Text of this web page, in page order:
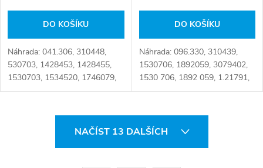
DO KOŠÍKU
Náhrada: 041.306, 310448,
530703, 1428453, 1428455,
1530703, 1534520, 1746079,
1892038, 1892068, 1892070,
1892 070, 1.21626,
DO KOŠÍKU
Náhrada: 096.330, 310439,
1530706, 1892059, 3079402,
1530 706, 1892 059, 1.21791,
4410329030 Číslo karty:
NAČÍST 13 DALŠÍCH